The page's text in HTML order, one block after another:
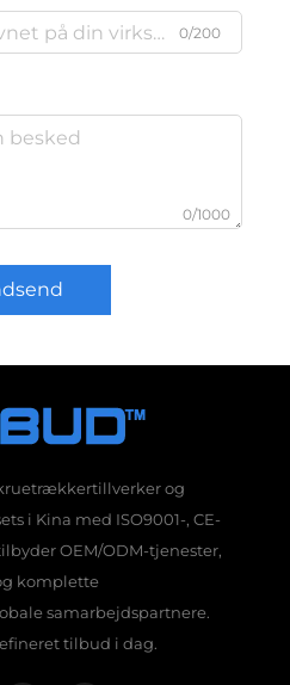
0/200
0/1000
og
i Kina med ISO9001-, CE-
OEM/ODM-tjenester,
komplette
samarbejdspartnere.
tilbud i dag.